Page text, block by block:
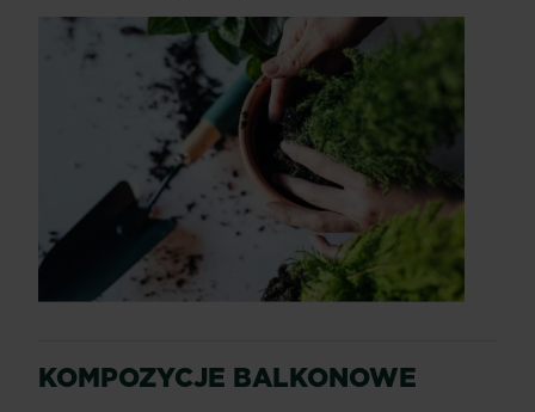
KOMPOZYCJE BALKONOWE